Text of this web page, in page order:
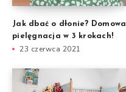
Jak dbać o dłonie? Domowa
pielęgnacja w 3 krokach!
23 czerwca 2021